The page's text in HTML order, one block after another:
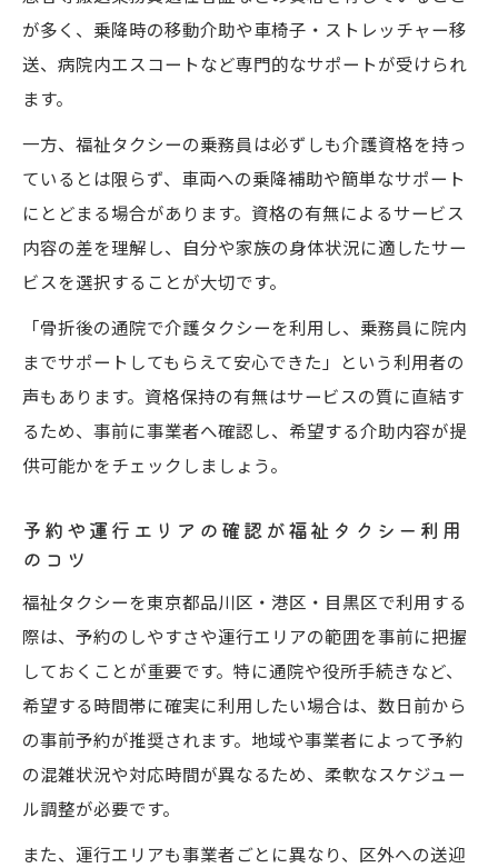
が多く、乗降時の移動介助や車椅子・ストレッチャー移
送、病院内エスコートなど専門的なサポートが受けられ
ます。
一方、福祉タクシーの乗務員は必ずしも介護資格を持っ
ているとは限らず、車両への乗降補助や簡単なサポート
にとどまる場合があります。資格の有無によるサービス
内容の差を理解し、自分や家族の身体状況に適したサー
ビスを選択することが大切です。
「骨折後の通院で介護タクシーを利用し、乗務員に院内
までサポートしてもらえて安心できた」という利用者の
声もあります。資格保持の有無はサービスの質に直結す
るため、事前に事業者へ確認し、希望する介助内容が提
供可能かをチェックしましょう。
予約や運行エリアの確認が福祉タクシー利用
のコツ
福祉タクシーを東京都品川区・港区・目黒区で利用する
際は、予約のしやすさや運行エリアの範囲を事前に把握
しておくことが重要です。特に通院や役所手続きなど、
希望する時間帯に確実に利用したい場合は、数日前から
の事前予約が推奨されます。地域や事業者によって予約
の混雑状況や対応時間が異なるため、柔軟なスケジュー
ル調整が必要です。
また、運行エリアも事業者ごとに異なり、区外への送迎